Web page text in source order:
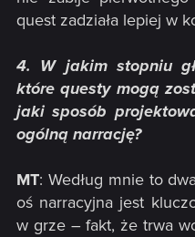
quest zadziała lepiej w
4. W jakim stopniu
które questy mogą
jaki sposób
ogólną narrację?
MT: Według mnie to
oś narracyjna jest
w grze – fakt, że trwa